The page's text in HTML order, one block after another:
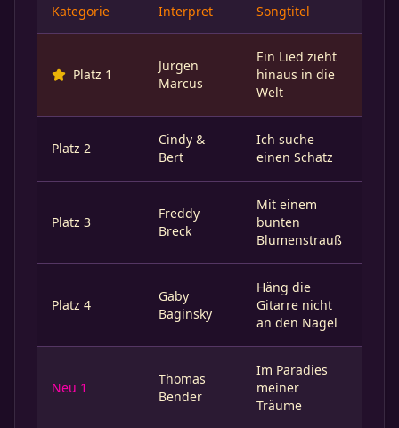
Kategorie Interpret Songtitel
Platz 1
Jürgen
Marcus
Ein Lied zieht
hinaus in die
Welt
Platz 2
Cindy &
Bert
Ich suche
einen Schatz
Platz 3
Freddy
Breck
Mit einem
bunten
Blumenstrauß
Platz 4
Gaby
Baginsky
Häng die
Gitarre nicht
an den Nagel
Neu 1
Thomas
Bender
Im Paradies
meiner
Träume